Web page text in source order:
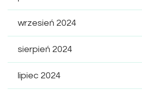
wrzesień 2024
sierpień 2024
lipiec 2024